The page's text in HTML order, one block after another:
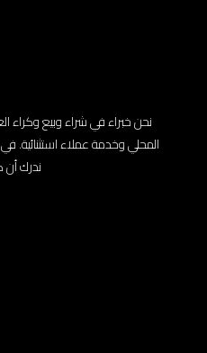
نحن خبراء في شراء وبيع وكراء
ندرك أن